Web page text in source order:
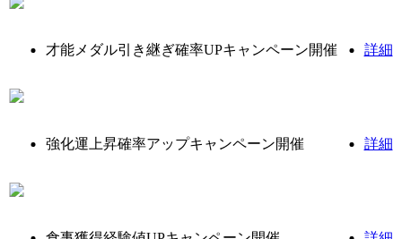
才能メダル引き継ぎ確率UPキャンペーン開催 詳細
強化運上昇確率アップキャンペーン開催 詳細